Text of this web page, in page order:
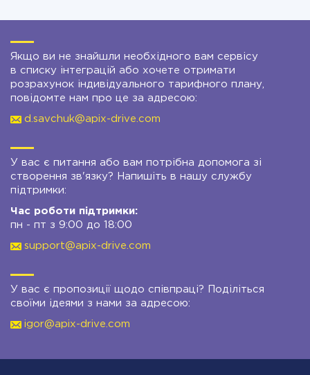
Якщо ви не знайшли необхідного вам сервісу
в списку інтеграцій або хочете отримати
розрахунок індивідуального тарифного плану,
повідомте нам про це за адресою:
d.savchuk@apix-drive.com
У вас є питання або вам потрібна допомога зі
створення зв'язку? Напишіть в нашу службу
підтримки:
Час роботи підтримки:
пн - пт з 9:00 до 18:00
support@apix-drive.com
У вас є пропозиції щодо співпраці? Поділіться
своїми ідеями з нами за адресою:
igor@apix-drive.com